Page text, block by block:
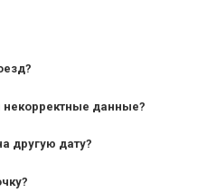
некорректные данные?
другую дату?